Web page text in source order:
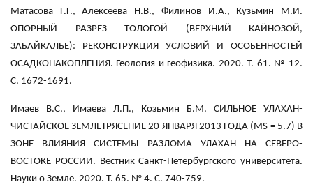
Матасова Г.Г., Алексеева Н.В., Филинов И.А., Кузьмин М.И.
ОПОРНЫЙ РАЗРЕЗ ТОЛОГОЙ (ВЕРХНИЙ КАЙНОЗОЙ,
ЗАБАЙКАЛЬЕ): РЕКОНСТРУКЦИЯ УСЛОВИЙ И ОСОБЕННОСТЕЙ
ОСАДКОНАКОПЛЕНИЯ. Геология и геофизика. 2020. Т. 61. № 12.
С. 1672-1691.
Имаев В.С., Имаева Л.П., Козьмин Б.М. СИЛЬНОЕ УЛАХАН-
ЧИСТАЙСКОЕ ЗЕМЛЕТРЯСЕНИЕ 20 ЯНВАРЯ 2013 ГОДА (МS = 5.7) В
ЗОНЕ ВЛИЯНИЯ СИСТЕМЫ РАЗЛОМА УЛАХАН НА СЕВЕРО-
ВОСТОКЕ РОССИИ. Вестник Санкт-Петербургского университета.
Науки о Земле. 2020. Т. 65. № 4. С. 740-759.